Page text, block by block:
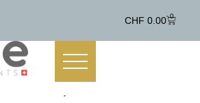
CHF 0.00 0